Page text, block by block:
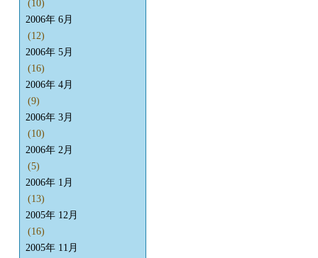
(10)
2006年 6月
(12)
2006年 5月
(16)
2006年 4月
(9)
2006年 3月
(10)
2006年 2月
(5)
2006年 1月
(13)
2005年 12月
(16)
2005年 11月